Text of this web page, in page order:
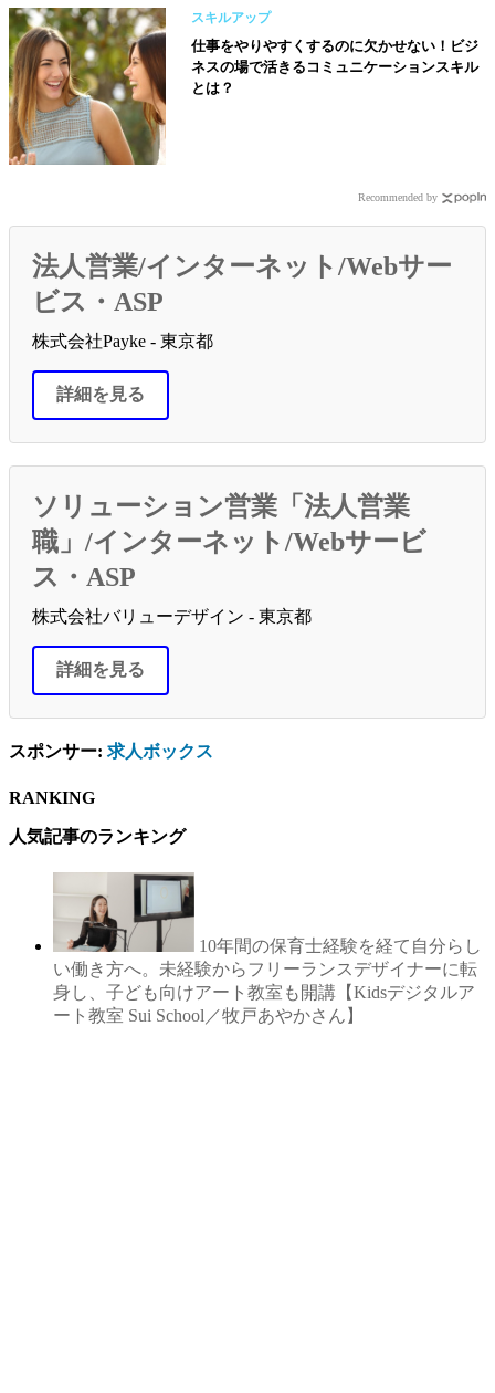
スキルアップ
仕事をやりやすくするのに欠かせない！ビジ
ネスの場で活きるコミュニケーションスキル
とは？
Recommended by
法人営業/インターネット/Webサー
ビス・ASP
株式会社Payke - 東京都
詳細を見る
ソリューション営業「法人営業
職」/インターネット/Webサービ
ス・ASP
株式会社バリューデザイン - 東京都
詳細を見る
スポンサー: 求人ボックス
RANKING
人気記事のランキング
10年間の保育士経験を経て自分らし
い働き方へ。未経験からフリーランスデザイナーに転
身し、子ども向けアート教室も開講【Kidsデジタルア
ート教室 Sui School／牧戸あやかさん】